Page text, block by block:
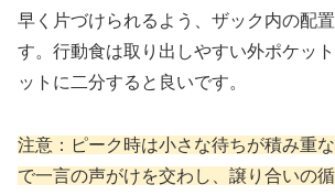
早く片づけられるよう、ザック内の配
す。行動食は取り出しやすい外ポケッ
ットに二分すると良いです。
注意：ピーク時は小さな待ちが積み重
で一言の声がけを交わし、譲り合いの